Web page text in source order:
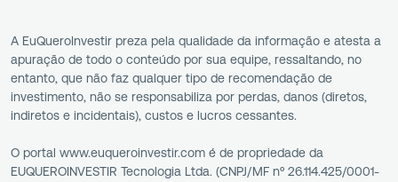
A EuQueroInvestir preza pela qualidade da informação e atesta a
apuração de todo o conteúdo por sua equipe, ressaltando, no
entanto, que não faz qualquer tipo de recomendação de
investimento, não se responsabiliza por perdas, danos (diretos,
indiretos e incidentais), custos e lucros cessantes.
O portal www.euqueroinvestir.com é de propriedade da
EUQUEROINVESTIR Tecnologia Ltda. (CNPJ/MF nº 26.114.425/0001-